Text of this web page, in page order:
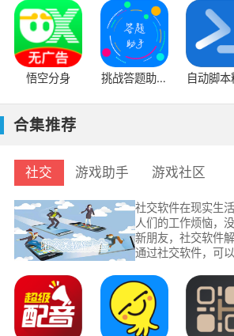
悟空分身
挑战答题助手
自动脚本
合集推荐
社交 游戏助手 游戏社区
社交软件在现实生
人们的工作烦恼，
新朋友，社交软件
通过社交软件，可
志趣相投的人，通
扩展你的交际圈奥。